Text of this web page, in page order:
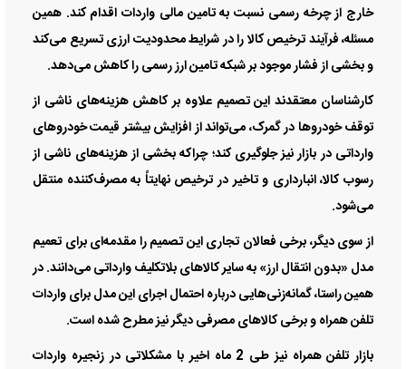
خارج از چرخه رسمی نسبت به تامین مالی واردات اقدام کند. همین
مسئله، فرآیند ترخیص کالا را در شرایط محدودیت ارزی تسریع می‌کند
و بخشی از فشار موجود بر شبکه تامین ارز رسمی را کاهش می‌دهد.
کارشناسان معتقدند این تصمیم علاوه بر کاهش هزینه‌های ناشی از
توقف خودروها در گمرک، می‌تواند از افزایش بیشتر قیمت خودروهای
وارداتی در بازار نیز جلوگیری کند؛ چراکه بخشی از هزینه‌های ناشی از
رسوب کالا، انبارداری و تاخیر در ترخیص نهایتاً به مصرف‌کننده منتقل
می‌شود.
از سوی دیگر، برخی فعالان تجاری این تصمیم را مقدمه‌ای برای تعمیم
مدل «بدون انتقال ارز» به سایر کالاهای بلاتکلیف وارداتی می‌دانند. در
همین راستا، گمانه‌زنی‌هایی درباره احتمال اجرای این مدل برای واردات
تلفن همراه و برخی کالاهای مصرفی دیگر نیز مطرح شده است.
بازار تلفن همراه نیز طی 2 ماه اخیر با مشکلاتی در زنجیره واردات